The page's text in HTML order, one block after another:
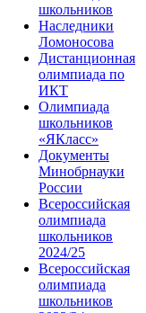
школьников
Наследники
Ломоносова
Дистанционная
олимпиада по
ИКТ
Олимпиада
школьников
«ЯКласс»
Документы
Минобрнауки
России
Всероссийская
олимпиада
школьников
2024/25
Всероссийская
олимпиада
школьников